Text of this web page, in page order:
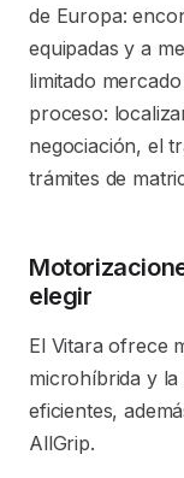
de Europa:
equipadas y a
limitado
proceso:
negociación, el
trámites de
elegir
El Vitara ofrece
microhíbrida y
eficientes,
AllGrip.